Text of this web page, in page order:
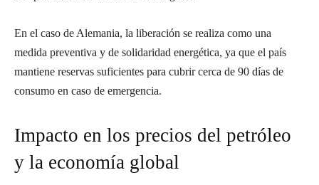
En el caso de Alemania, la liberación se realiza como una
medida preventiva y de solidaridad energética, ya que el país
mantiene reservas suficientes para cubrir cerca de 90 días de
consumo en caso de emergencia.
Impacto en los precios del petróleo
y la economía global